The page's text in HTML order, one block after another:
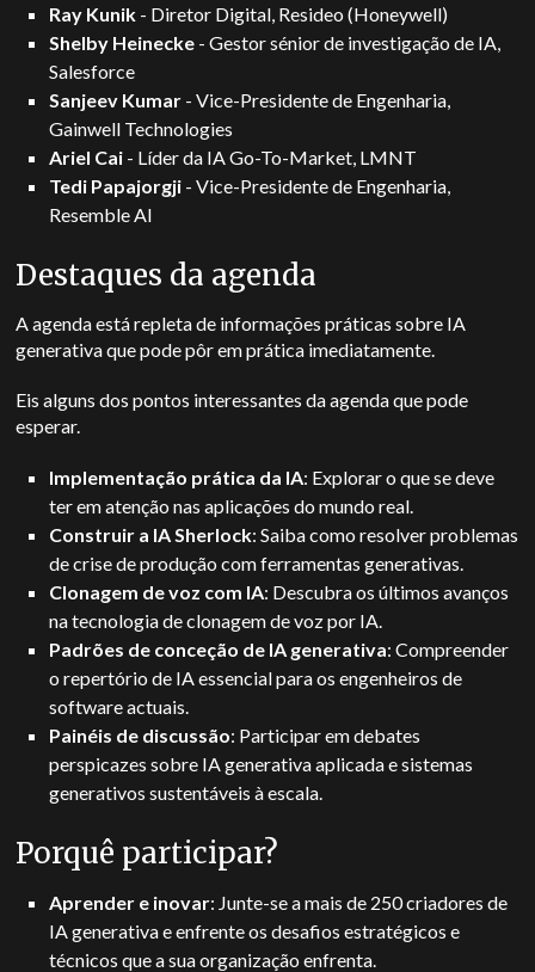
Ray Kunik - Diretor Digital, Resideo (Honeywell)
Shelby Heinecke - Gestor sénior de investigação de IA,
Salesforce
Sanjeev Kumar - Vice-Presidente de Engenharia,
Gainwell Technologies
Ariel Cai - Líder da IA Go-To-Market, LMNT
Tedi Papajorgji - Vice-Presidente de Engenharia,
Resemble AI
Destaques da agenda
A agenda está repleta de informações práticas sobre IA
generativa que pode pôr em prática imediatamente.
Eis alguns dos pontos interessantes da agenda que pode
esperar.
Implementação prática da IA: Explorar o que se deve
ter em atenção nas aplicações do mundo real.
Construir a IA Sherlock: Saiba como resolver problemas
de crise de produção com ferramentas generativas.
Clonagem de voz com IA: Descubra os últimos avanços
na tecnologia de clonagem de voz por IA.
Padrões de conceção de IA generativa: Compreender
o repertório de IA essencial para os engenheiros de
software actuais.
Painéis de discussão: Participar em debates
perspicazes sobre IA generativa aplicada e sistemas
generativos sustentáveis à escala.
Porquê participar?
Aprender e inovar: Junte-se a mais de 250 criadores de
IA generativa e enfrente os desafios estratégicos e
técnicos que a sua organização enfrenta.